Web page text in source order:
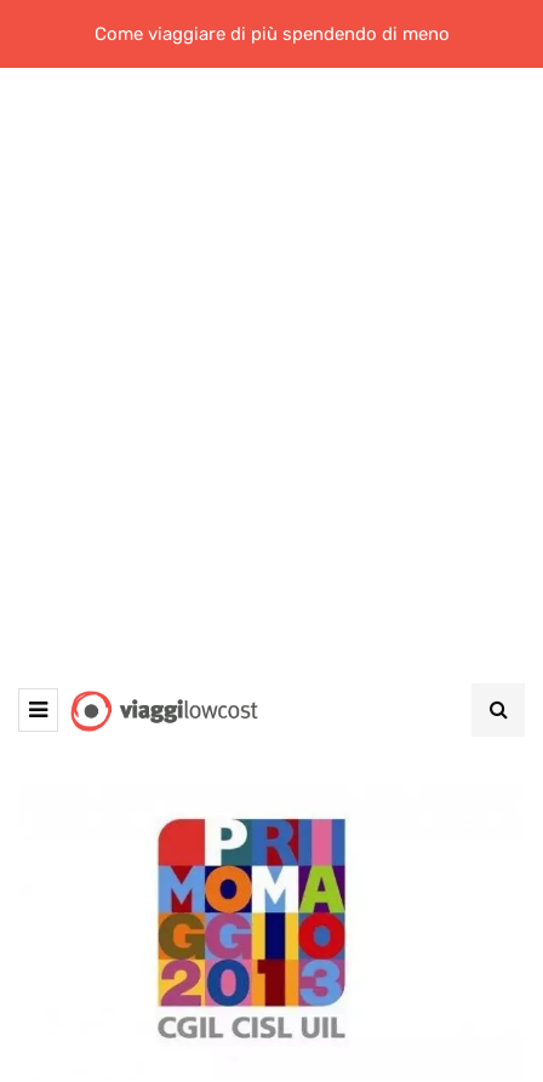
Come viaggiare di più spendendo di meno